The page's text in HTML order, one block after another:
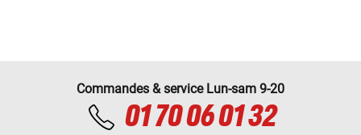
Commandes & service Lun-sam 9-20
01 70 06 01 32